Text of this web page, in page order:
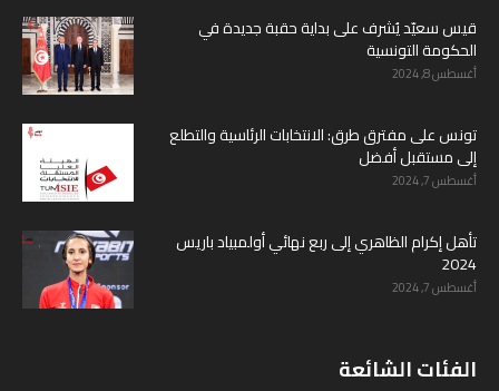
قيس سعيّد يُشرف على بداية حقبة جديدة في
الحكومة التونسية
أغسطس 8, 2024
تونس على مفترق طرق: الانتخابات الرئاسية والتطلع
إلى مستقبل أفضل
أغسطس 7, 2024
تأهل إكرام الظاهري إلى ربع نهائي أولمبياد باريس
2024
أغسطس 7, 2024
الفئات الشائعة